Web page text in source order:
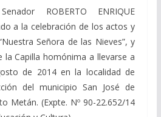
ROBERTO ENRIQUE
a la celebración de los actos y
Señora de las Nieves”, y
la Capilla homónima a llevarse a
de 2014 en la localidad de
del municipio San José de
Metán. (Expte. Nº 90-22.652/14